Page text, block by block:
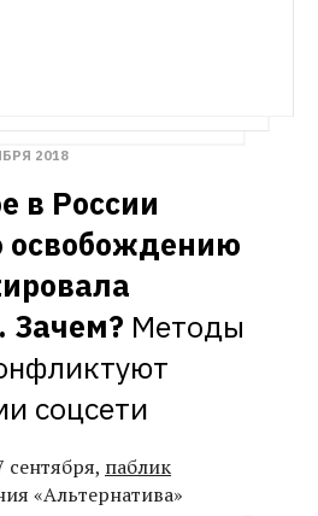
2018
в России
освобождению
Зачем? Методы
соцсети
паблик
«Альтернатива»